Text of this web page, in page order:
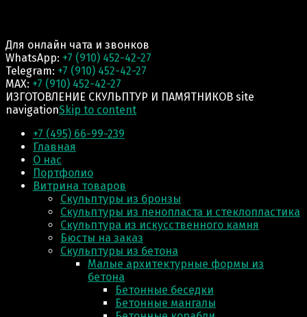
Для онлайн чата и звонков
WhatsApp: +7 (910) 452-42-27
Telegram: +7 (910) 452-42-27
MAX: +7 (910) 452-42-27
ИЗГОТОВЛЕНИЕ СКУЛЬПТУР И ПАМЯТНИКОВ site
navigationSkip to content
+7 (495) 66-99-239
Главная
О нас
Портфолио
Витрина товаров
Скульптуры из бронзы
Скульптуры из пенопласта и стеклопластика
Скульптура из искусственного камня
Бюсты на заказ
Скульптуры из бетона
Малые архитектурные формы из
бетона
Бетонные беседки
Бетонные мангалы